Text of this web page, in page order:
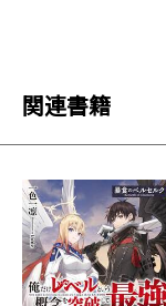
関連書籍